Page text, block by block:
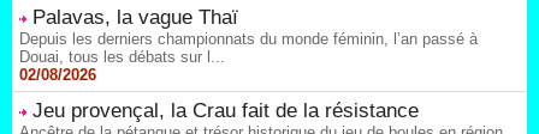
Palavas, la vague Thaï
Depuis les derniers championnats du monde féminin, l’an passé à
Douai, tous les débats sur l...
02/08/2026
Jeu provençal, la Crau fait de la résistance